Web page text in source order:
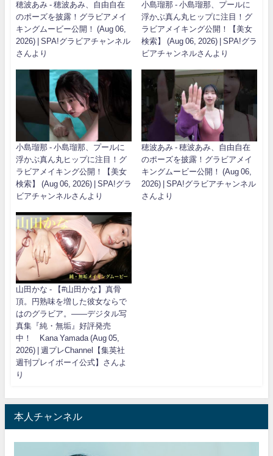
穂波あみ - 穂波あみ、自由自在
のポーズを披露！グラビアメイ
キングムービー公開！ (Aug 06,
2026) | SPA!グラビアチャンネル
さんより
小島瑠那 - 小島瑠那、プールに
浮かぶ真ん丸ヒップに注目！グ
ラビアメイキング公開！【美女
検索】 (Aug 06, 2026) | SPA!グラ
ビアチャンネルさんより
小島瑠那 - 小島瑠那、プールに
浮かぶ真ん丸ヒップに注目！グ
ラビアメイキング公開！【美女
検索】 (Aug 06, 2026) | SPA!グラ
ビアチャンネルさんより
穂波あみ - 穂波あみ、自由自在
のポーズを披露！グラビアメイ
キングムービー公開！ (Aug 06,
2026) | SPA!グラビアチャンネル
さんより
山田かな - 【#山田かな】真骨
頂。円熟味を増した彼女ならで
はのグラビア。――デジタル写
真集『純・無垢』好評発売
中！ Kana Yamada (Aug 05,
2026) | 週プレChannel【集英社
週刊プレイボーイ公式】さんよ
り
本人チャンネル